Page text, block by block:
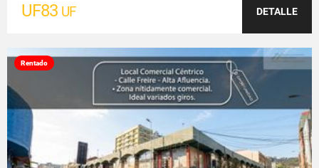
UF83 UF DETALLE
Rentado
VER DETALLES